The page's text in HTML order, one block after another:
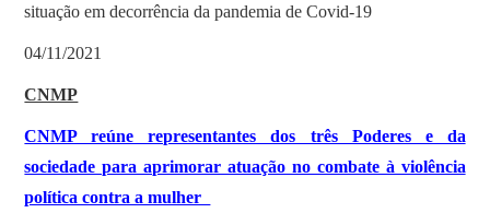
situação em decorrência da pandemia de Covid-19
04/11/2021
CNMP
CNMP reúne representantes dos três Poderes e da
sociedade para aprimorar atuação no combate à violência
política contra a mulher